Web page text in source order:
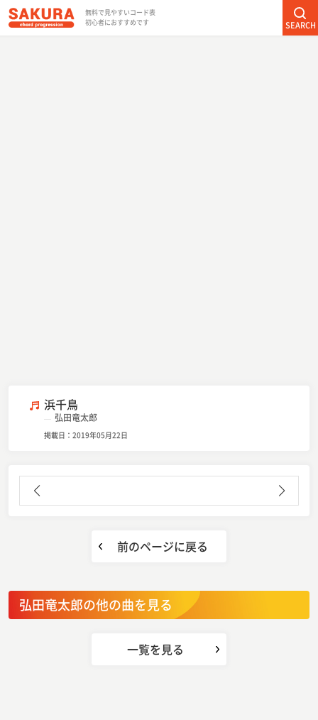
無料で見やすいコード表
初心者におすすめです
SEARCH
浜千鳥
弘田竜太郎
掲載日：2019年05月22日
前のページに戻る
弘田竜太郎の他の曲を見る
一覧を見る